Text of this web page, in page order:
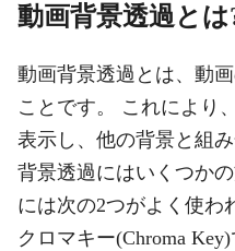
動画背景透過とは
動画背景透過とは、動
ことです。 これにより
表示し、他の背景と組
背景透過にはいくつか
には次の2つがよく使わ
クロマキー(Chroma